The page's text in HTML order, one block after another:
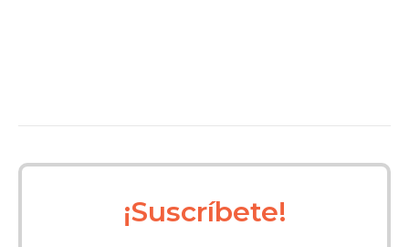
¡Suscríbete!